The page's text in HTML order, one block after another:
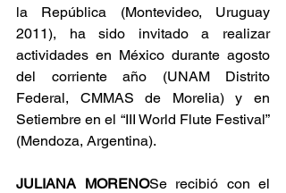
la República (Montevideo, Uruguay
2011), ha sido invitado a realizar
actividades en México durante agosto
del corriente año (UNAM Distrito
Federal, CMMAS de Morelia) y en
Setiembre en el “III World Flute Festival”
(Mendoza, Argentina).
JULIANA MORENOSe recibió con el